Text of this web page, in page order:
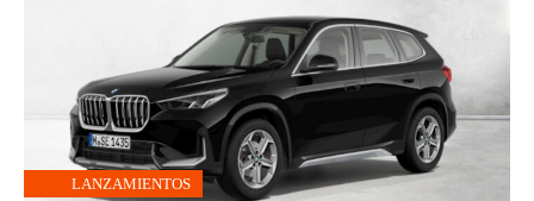
LANZAMIENTOS